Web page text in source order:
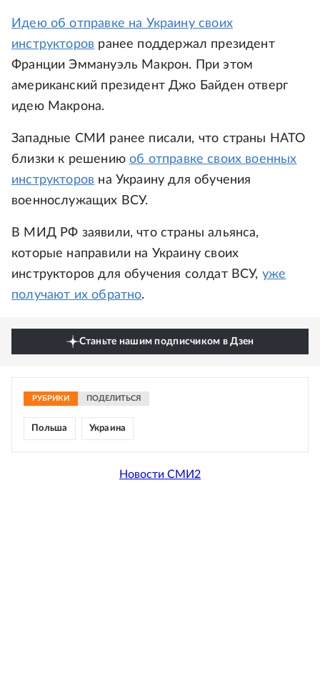
Идею об отправке на Украину своих
инструкторов ранее поддержал президент
Франции Эммануэль Макрон. При этом
американский президент Джо Байден отверг
идею Макрона.
Западные СМИ ранее писали, что страны НАТО
близки к решениюоб отправке своих военных
инструкторов на Украину для обучения
военнослужащих ВСУ.
В МИД РФ заявили, что страны альянса,
которые направили на Украину своих
инструкторов для обучения солдат ВСУ, уже
получают их обратно.
Станьте нашим подписчиком в Дзен
РУБРИКИ ПОДЕЛИТЬСЯ
Польша Украина
Новости СМИ2